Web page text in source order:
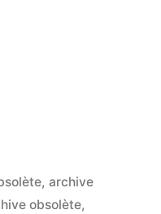
, archive
obsolète,